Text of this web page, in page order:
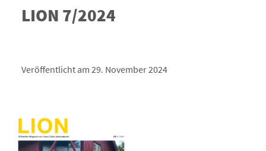
LION 7/2024
Veröffentlicht am 29. November 2024